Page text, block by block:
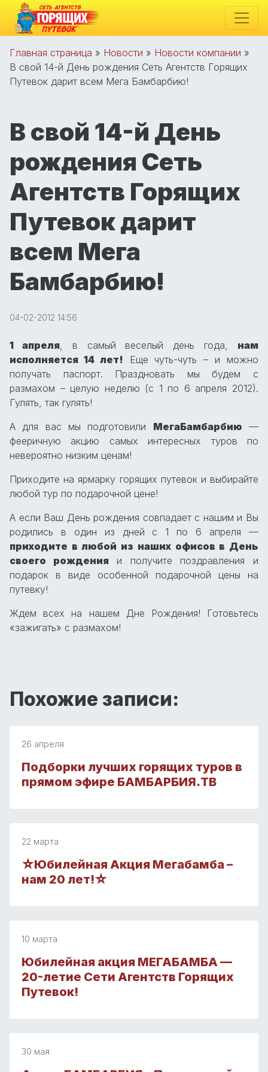
Главная страница » Новости » Новости компании »
В свой 14-й День рождения Сеть Агентств Горящих
Путевок дарит всем Мега Бамбарбию!
В свой 14-й День
рождения Сеть
Агентств Горящих
Путевок дарит
всем Мега
Бамбарбию!
04-02-2012 14:56
1 апреля, в самый веселый день года, нам
исполняется 14 лет! Еще чуть-чуть – и можно
получать паспорт. Праздновать мы будем с
размахом – целую неделю (с 1 по 6 апреля 2012).
Гулять, так гулять!
А для вас мы подготовили МегаБамбарбию —
фееричную акцию самых интересных туров по
невероятно низким ценам!
Приходите на ярмарку горящих путевок и выбирайте
любой тур по подарочной цене!
А если Ваш День рождения совпадает с нашим и Вы
родились в один из дней с 1 по 6 апреля —
приходите в любой из наших офисов в День
своего рожденияи получите поздравления и
подарок в виде особенной подарочной цены на
путевку!
Ждем всех на нашем Дне Рождения! Готовьтесь
«зажигать» с размахом!
Похожие записи:
26 апреля
Подборки лучших горящих туров в
прямом эфире БАМБАРБИЯ.ТВ
22 марта
☆Юбилейная Акция Мегабамба –
нам 20 лет!☆
10 марта
Юбилейная акция МЕГАБАМБА —
20-летие Сети Агентств Горящих
Путевок!
30 мая